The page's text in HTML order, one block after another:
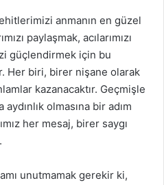
anmanın en güzel
paylaşmak, acılarımızı
güçlendirmek için bu
Her biri, birer nişane olarak
kazanacaktır. Geçmişle
olmasına bir adım
her mesaj, birer saygı
unutmamak gerekir ki,